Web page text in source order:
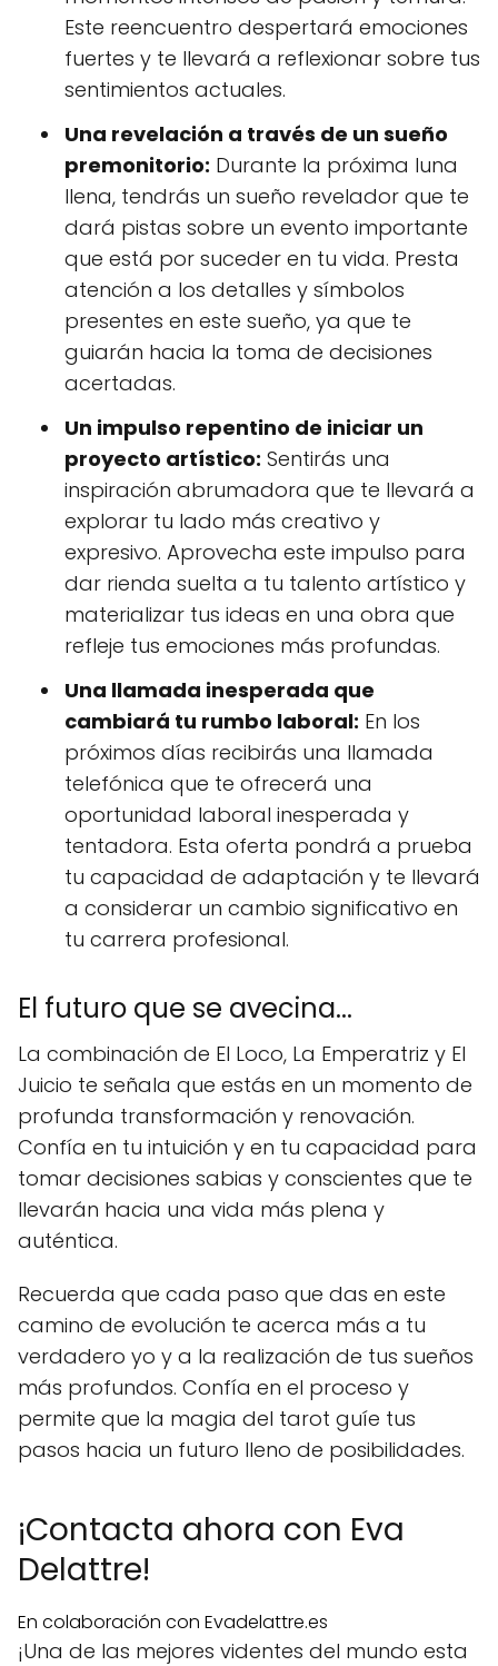
Este reencuentro despertará emociones
fuertes y te llevará a reflexionar sobre tus
sentimientos actuales.
Una revelación a través de un sueño
premonitorio: Durante la próxima luna
llena, tendrás un sueño revelador que te
dará pistas sobre un evento importante
que está por suceder en tu vida. Presta
atención a los detalles y símbolos
presentes en este sueño, ya que te
guiarán hacia la toma de decisiones
acertadas.
Un impulso repentino de iniciar un
proyecto artístico: Sentirás una
inspiración abrumadora que te llevará a
explorar tu lado más creativo y
expresivo. Aprovecha este impulso para
dar rienda suelta a tu talento artístico y
materializar tus ideas en una obra que
refleje tus emociones más profundas.
Una llamada inesperada que
cambiará tu rumbo laboral: En los
próximos días recibirás una llamada
telefónica que te ofrecerá una
oportunidad laboral inesperada y
tentadora. Esta oferta pondrá a prueba
tu capacidad de adaptación y te llevará
a considerar un cambio significativo en
tu carrera profesional.
El futuro que se avecina...
La combinación de El Loco, La Emperatriz y El
Juicio te señala que estás en un momento de
profunda transformación y renovación.
Confía en tu intuición y en tu capacidad para
tomar decisiones sabias y conscientes que te
llevarán hacia una vida más plena y
auténtica.
Recuerda que cada paso que das en este
camino de evolución te acerca más a tu
verdadero yo y a la realización de tus sueños
más profundos. Confía en el proceso y
permite que la magia del tarot guíe tus
pasos hacia un futuro lleno de posibilidades.
¡Contacta ahora con Eva
Delattre!
En colaboración con Evadelattre.es
¡Una de las mejores videntes del mundo esta